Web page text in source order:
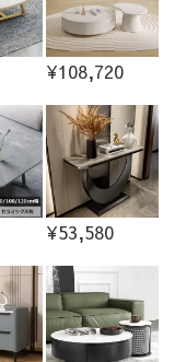
¥108,720
¥53,580